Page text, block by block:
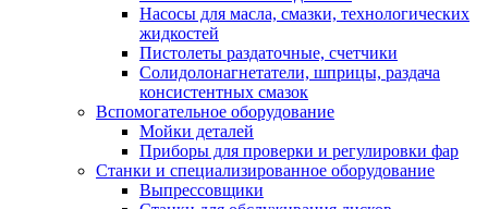
Насосы для масла, смазки, технологических
жидкостей
Пистолеты раздаточные, счетчики
Солидолонагнетатели, шприцы, раздача
консистентных смазок
Вспомогательное оборудование
Мойки деталей
Приборы для проверки и регулировки фар
Станки и специализированное оборудование
Выпрессовщики